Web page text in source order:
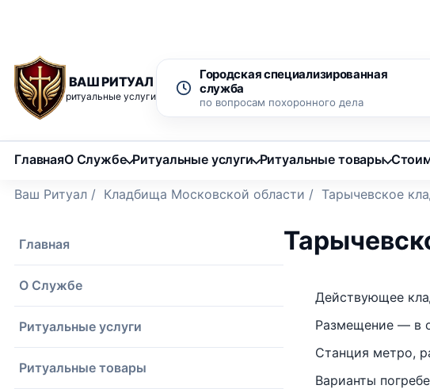
ВАШ РИТУАЛ
ритуальные услуги
Городская специализированная
служба
по вопросам похоронного дела
ГлавнаяО Службе Ритуальные услуги Ритуальные товары
Ваш Ритуал / Кладбища Московской области / Тарычевское
Главная
О Службе
Ритуальные услуги
Ритуальные товары
Действующее
Размещение — в
Станция метро,
Варианты